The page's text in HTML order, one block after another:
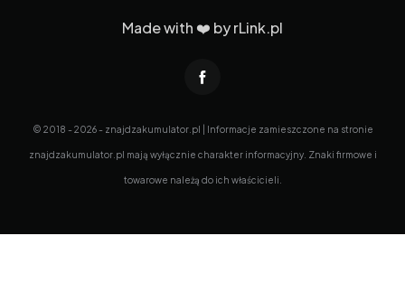
Made with ❤️ byrLink.pl
© 2018 - 2026 - znajdzakumulator.pl | Informacje zamieszczone na stronie
znajdzakumulator.pl mają wyłącznie charakter informacyjny. Znaki firmowe i
towarowe należą do ich właścicieli.